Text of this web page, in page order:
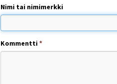
Nimi tai nimimerkki
Kommentti*